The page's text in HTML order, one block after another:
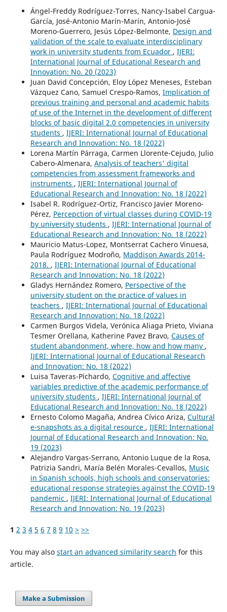
Ángel-Freddy Rodríguez-Torres, Nancy-Isabel Cargua-
García, José-Antonio Marín-Marín, Antonio-José
Moreno-Guerrero, Jesús López-Belmonte, Design and
validation of the scale to evaluate interdisciplinary
work in university students from Ecuador , IJERI:
International Journal of Educational Research and
Innovation: No. 20 (2023)
Juan David Concepción, Eloy López Meneses, Esteban
Vázquez Cano, Samuel Crespo-Ramos, Implication of
previous training and personal and academic habits
of use of the Internet in the development of different
blocks of basic digital 2.0 competencies in university
students , IJERI: International Journal of Educational
Research and Innovation: No. 18 (2022)
Lorena Martín Párraga, Carmen Llorente-Cejudo, Julio
Cabero-Almenara, Analysis of teachers' digital
competencies from assessment frameworks and
instruments , IJERI: International Journal of
Educational Research and Innovation: No. 18 (2022)
Isabel R. Rodríguez-Ortiz, Francisco Javier Moreno-
Pérez, Percepction of virtual classes during COVID-19
by university students , IJERI: International Journal of
Educational Research and Innovation: No. 18 (2022)
Mauricio Matus-Lopez, Montserrat Cachero Vinuesa,
Paula Rodríguez Modroño, Maddison Awards 2014-
2018. , IJERI: International Journal of Educational
Research and Innovation: No. 18 (2022)
Gladys Hernández Romero, Perspective of the
university student on the practice of values in
teachers , IJERI: International Journal of Educational
Research and Innovation: No. 18 (2022)
Carmen Burgos Videla, Verónica Aliaga Prieto, Viviana
Tesmer Orellana, Katherine Pavez Bravo, Causes of
student abandonment, where, how and how many ,
IJERI: International Journal of Educational Research
and Innovation: No. 18 (2022)
Luisa Taveras-Pichardo, Cognitive and affective
variables predictive of the academic performance of
university students , IJERI: International Journal of
Educational Research and Innovation: No. 18 (2022)
Ernesto Colomo Magaña, Andrea Cívico Ariza, Cultural
e-snapshots as a digital resource , IJERI: International
Journal of Educational Research and Innovation: No.
19 (2023)
Alejandro Vargas-Serrano, Antonio Luque de la Rosa,
Patrizia Sandri, María Belén Morales-Cevallos, Music
in Spanish schools, high schools and conservatories:
educational response strategies against the COVID-19
pandemic , IJERI: International Journal of Educational
Research and Innovation: No. 19 (2023)
1 2 3 4 5 6 7 8 9 10 > >>
You may also start an advanced similarity search for this
article.
Make a Submission